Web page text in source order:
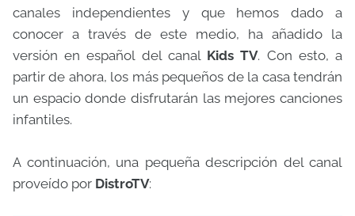
canales independientes y que hemos dado a
conocer a través de este medio, ha añadido la
versión en español del canal Kids TV. Con esto, a
partir de ahora, los más pequeños de la casa tendrán
un espacio donde disfrutarán las mejores canciones
infantiles.
A continuación, una pequeña descripción del canal
proveído por DistroTV: